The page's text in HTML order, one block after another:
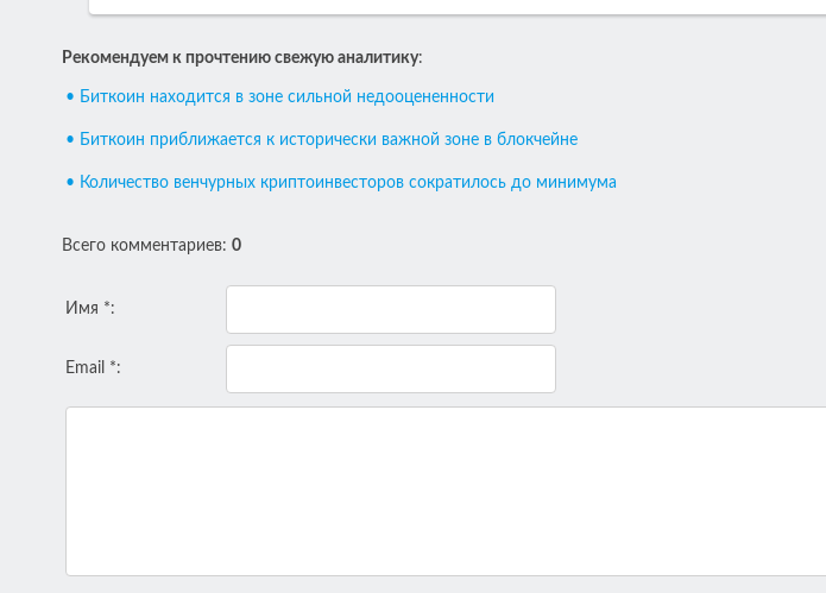
Рекомендуем к прочтению свежую аналитику:
• Биткоин находится в зоне сильной недооцененности
• Биткоин приближается к исторически важной зоне в блокчейне
• Количество венчурных криптоинвесторов сократилось до минимума
Всего комментариев: 0
Имя *:
Email *: